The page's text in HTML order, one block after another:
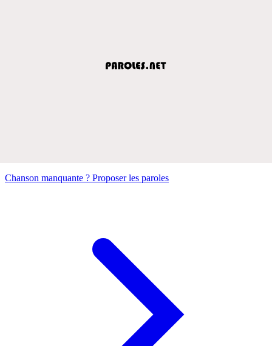
Chanson manquante ? Proposer les paroles